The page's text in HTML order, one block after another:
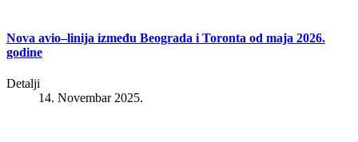
Nova avio–linija između Beograda i Toronta od maja 2026.
godine
Detalji
14. Novembar 2025.